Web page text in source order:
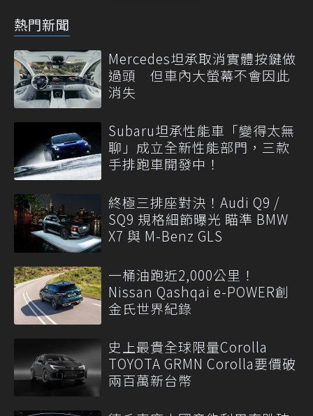
熱門新聞
Mercedes坦承取消實體按鍵做
過頭 但車內大螢幕不會因此
消失
Subaru坦承性能車「變得太無
聊」成立全新性能部門，三款
手排跑車開發中！
終極三排座對決！Audi Q9 /
SQ9 規格細節曝光 瞄準 BMW
X7 與 M-Benz GLS
一桶油跑近2,000公里！
Nissan Qashqai e-POWER創
金氏世界紀錄
史上最貴全球限量Corolla
TOYOTA GRMN Corolla要價破
兩百萬新台幣